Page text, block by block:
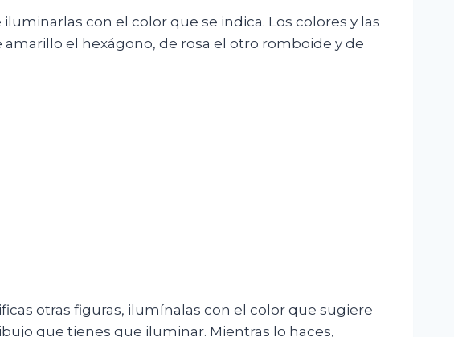
con el color que se indica. Los colores y las
el hexágono, de rosa el otro romboide y de
otras figuras, ilumínalas con el color que sugiere
que tienes que iluminar. Mientras lo haces,